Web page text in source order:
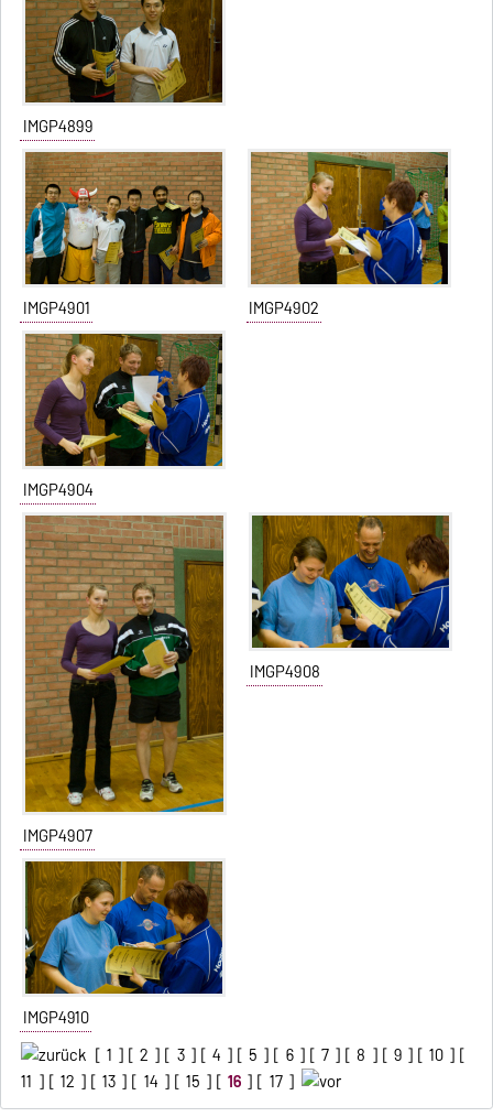
IMGP4899
IMGP4901 IMGP4902
IMGP4904
IMGP4907
IMGP4908
IMGP4910
[ 1 ] [ 2 ] [ 3 ] [ 4 ] [ 5 ] [ 6 ] [ 7 ] [ 8 ] [ 9 ] [ 10 ] [
11 ] [ 12 ] [ 13 ] [ 14 ] [ 15 ] [ 16 ] [ 17 ]